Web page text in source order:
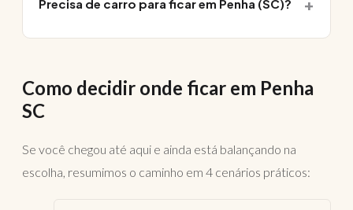
Precisa de carro para ficar em Penha (SC)?
Como decidir onde ficar em Penha
SC
Se você chegou até aqui e ainda está balançando na
escolha, resumimos o caminho em 4 cenários práticos: